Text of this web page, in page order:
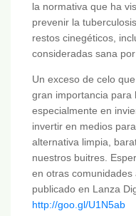
la normativa que ha
prevenir la
restos cinegéticos,
consideradas sana
Un exceso de celo
gran importancia para
especialmente en
invertir en medios
alternativa limpia,
nuestros buitres.
en otras
publicado en Lanza
http://goo.gl/U1N5ab